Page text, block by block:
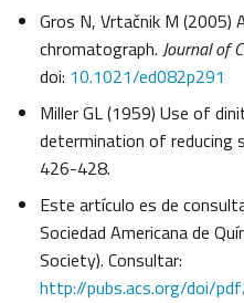
Gros N, Vrtačnik M
chromatograph. Journal of
doi: 10.1021/ed082p291
Miller GL (1959) Use of
determination of reducing
426-428.
Este artículo es de
Sociedad Americana de
Society). Consultar:
http://pubs.acs.org/doi/